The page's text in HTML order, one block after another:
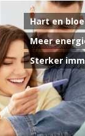
Hart en
Meer
Sterker